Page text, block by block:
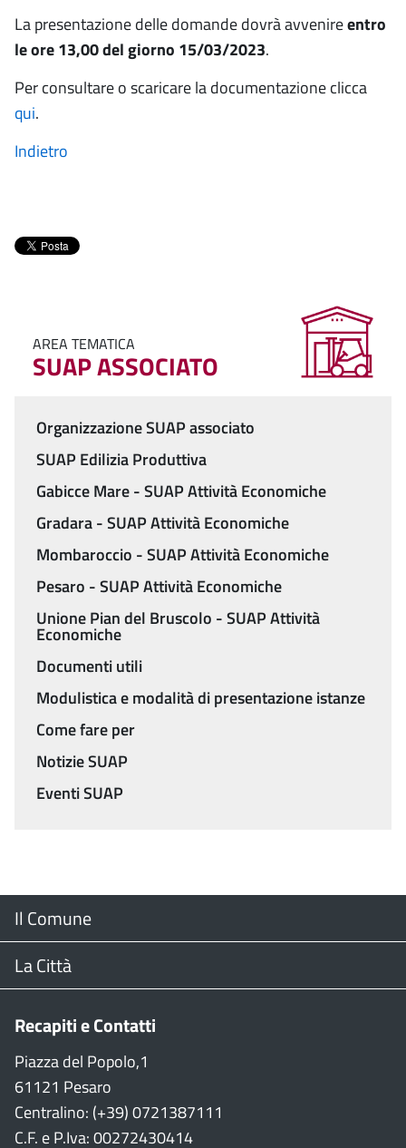
La presentazione delle domande dovrà avvenireentro
le ore 13,00 del giorno 15/03/2023.
Per consultare o scaricare la documentazione clicca
qui.
Indietro
AREA TEMATICA
SUAP ASSOCIATO
Menu
Organizzazione SUAP associato
SUAP Edilizia Produttiva
Gabicce Mare - SUAP Attività Economiche
Gradara - SUAP Attività Economiche
Mombaroccio - SUAP Attività Economiche
Pesaro - SUAP Attività Economiche
Unione Pian del Bruscolo - SUAP Attività
Economiche
Documenti utili
Modulistica e modalità di presentazione istanze
Come fare per
Notizie SUAP
Eventi SUAP
Menu
Footer
Il Comune
Il Sindaco
Consiglio Comunale
CON
La Città
Web Cam
Stradario
WiFi
Recapiti e Contatti
Piazza del Popolo,1
61121 Pesaro
Centralino: (+39) 0721387111
C.F. e P.Iva: 00272430414